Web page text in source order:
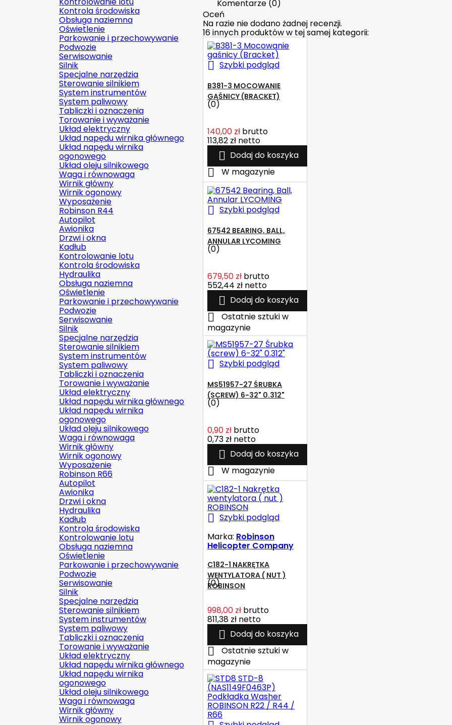
Kontrola środowiska
Obsługa naziemna
Oświetlenie
Parkowanie i przechowywanie
Podwozie
Serwisowanie
Silnik
Specjalne narzędzia
Sterowanie silnikiem
System instrumentów
System paliwowy
Tabliczki i oznaczenia
Torowanie i wyważanie
Układ elektryczny
Układ napędu wirnika głównego
Układ napędu wirnika
ogonowego
Układ oleju silnikowego
Waga i równowaga
Wirnik główny
Wirnik ogonowy
Wyposażenie
Robinson R44
Autopilot
Awionika
Drzwi i okna
Kadłub
Kontrolowanie lotu
Kontrola środowiska
Hydraulika
Obsługa naziemna
Oświetlenie
Parkowanie i przechowywanie
Podwozie
Serwisowanie
Silnik
Specjalne narzędzia
Sterowanie silnikiem
System instrumentów
System paliwowy
Tabliczki i oznaczenia
Torowanie i wyważanie
Układ elektryczny
Układ napędu wirnika głównego
Układ napędu wirnika
ogonowego
Układ oleju silnikowego
Waga i równowaga
Wirnik główny
Wirnik ogonowy
Wyposażenie
Robinson R66
Autopilot
Awionika
Drzwi i okna
Hydraulika
Kadłub
Kontrola środowiska
Kontrolowanie lotu
Obsługa naziemna
Oświetlenie
Parkowanie i przechowywanie
Podwozie
Serwisowanie
Silnik
Specjalne narzędzia
Sterowanie silnikiem
System instrumentów
System paliwowy
Tabliczki i oznaczenia
Torowanie i wyważanie
Układ elektryczny
Układ napędu wirnika głównego
Układ napędu wirnika
ogonowego
Układ oleju silnikowego
Waga i równowaga
Wirnik główny
Wirnik ogonowy
Komentarze (0)
Oceń
Na razie nie dodano żadnej recenzji.
16 innych produktów w tej samej kategorii:
 Szybki podgląd
B381-3 MOCOWANIE
GAŚNICY (BRACKET)
(0)
140,00 zł brutto
113,82 zł netto
 Dodaj do koszyka
 W magazynie
 Szybki podgląd
67542 BEARING, BALL,
ANNULAR LYCOMING
(0)
679,50 zł brutto
552,44 zł netto
 Dodaj do koszyka

Ostatnie sztuki w
magazynie
 Szybki podgląd
MS51957-27 ŚRUBKA
(SCREW) 6-32" 0.312"
(0)
0,90 zł brutto
0,73 zł netto
 Dodaj do koszyka
 W magazynie
 Szybki podgląd
Marka: Robinson
Helicopter Company
C182-1 NAKRĘTKA
WENTYLATORA ( NUT )
ROBINSON
(0)
998,00 zł brutto
811,38 zł netto
 Dodaj do koszyka

Ostatnie sztuki w
magazynie